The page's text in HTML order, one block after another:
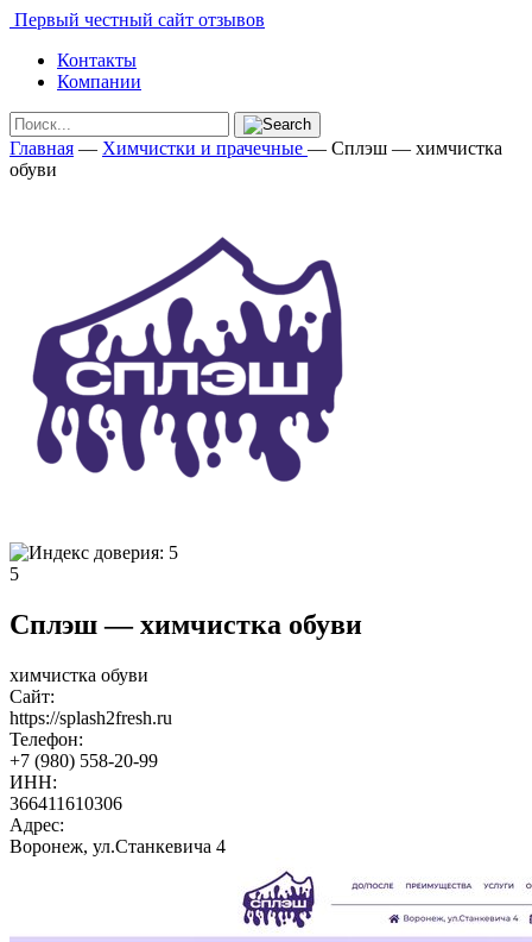
Первый честный сайт отзывов
Контакты
Компании
Главная — Химчистки и прачечные — Сплэш — химчистка
обуви
5
Сплэш — химчистка обуви
химчистка обуви
Сайт:
https://splash2fresh.ru
Телефон:
+7 (980) 558-20-99
ИНН:
366411610306
Адрес:
Воронеж, ул.Станкевича 4